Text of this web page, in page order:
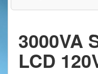
3000VA
LCD